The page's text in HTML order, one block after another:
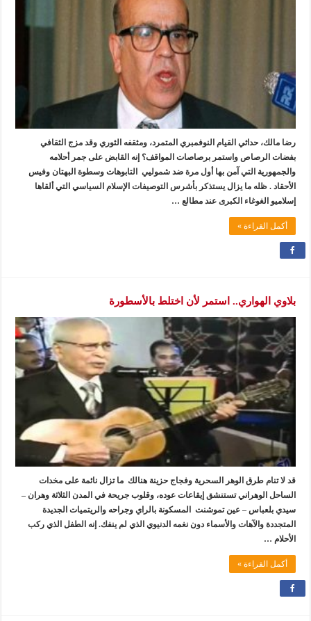
رضا مالك، حداثي القيام النوفمبري المتمرد، ومثقفه الثوري وقد مزج الثقافي
بفضات الرصاص واستمر برصاصات المواقف؟ إنه القابض على جمر أحلامه
والجمهورية التي آمن بها أول مرة ضد شموليي التابوهات وسطوة البهتان وفيس
الأحقاد . ظله ما يزال يستذكر بأشرس التوصيفات الإسلام السياسي التي ألقاها
إسلاميو الغوغاء الكبرى عند مطالع …
أكمل القراءة »
بلاوي الهواري.. استمر لأن اختلط بالأسطورة
قد لا تنام طرق الوهر السحرية وفجاج حزينة هنالك ما تزال نائمة على مخدات
الساحل الوهراني تستنشق إيقاعات عوده، وقلوب جريحة في المدن الثلاثة وهران –
سيدي بلعباس – عين تموشنت المسكونة بالراي وجراحه والريتميات الجديدة
المتجددة والآهات والأسماء دون نغمه الدنيوي الذي لم ينفك. إنه الطفل الذي ركب
الأحلام …
أكمل القراءة »